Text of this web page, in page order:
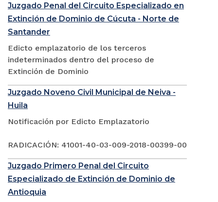
Juzgado Penal del Circuito Especializado en
Extinción de Dominio de Cúcuta - Norte de
Santander
Edicto emplazatorio de los terceros
indeterminados dentro del proceso de
Extinción de Dominio
Juzgado Noveno Civil Municipal de Neiva -
Huila
Notificación por Edicto Emplazatorio
RADICACIÓN: 41001-40-03-009-2018-00399-00
Juzgado Primero Penal del Circuito
Especializado de Extinción de Dominio de
Antioquia